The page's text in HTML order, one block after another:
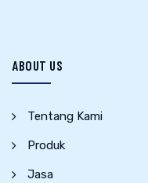
ABOUT US
Tentang Kami
Produk
Jasa